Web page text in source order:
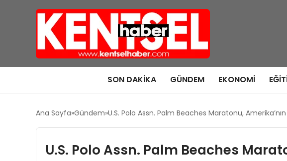
SON DAKIKA GÜNDEM EKONOMI
Ana Sayfa Gündem U.S. Polo Assn. Palm Beaches Maratonu,
U.S. Polo Assn. Palm Beaches